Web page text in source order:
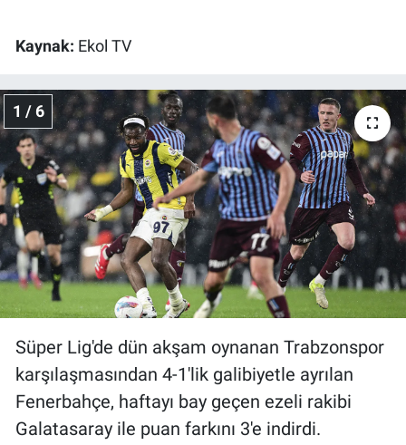
Kaynak: Ekol TV
1 / 6
Süper Lig'de dün akşam oynanan Trabzonspor
karşılaşmasından 4-1'lik galibiyetle ayrılan
Fenerbahçe, haftayı bay geçen ezeli rakibi
Galatasaray ile puan farkını 3'e indirdi.
Haber
İlan
Kimdir
Koronavirüs
Kültür Sanat
Ne demişti
Popüler
Programlar